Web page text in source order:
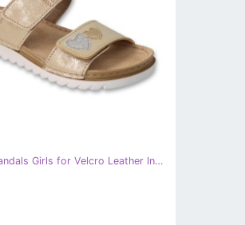
Befado Sandals Girls for Velcro Leather Insert 062Y002 Guld gyllene